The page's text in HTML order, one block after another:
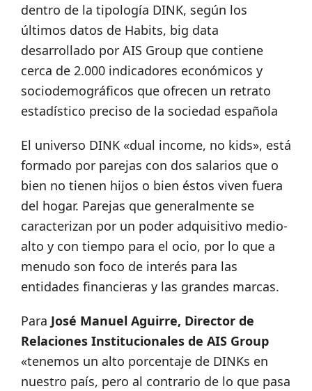
dentro de la tipología DINK, según los
últimos datos de Habits, big data
desarrollado por AIS Group que contiene
cerca de 2.000 indicadores económicos y
sociodemográficos que ofrecen un retrato
estadístico preciso de la sociedad española
El universo DINK «dual income, no kids», está
formado por parejas con dos salarios que o
bien no tienen hijos o bien éstos viven fuera
del hogar. Parejas que generalmente se
caracterizan por un poder adquisitivo medio-
alto y con tiempo para el ocio, por lo que a
menudo son foco de interés para las
entidades financieras y las grandes marcas.
Para José Manuel Aguirre, Director de
Relaciones Institucionales de AIS Group
«tenemos un alto porcentaje de DINKs en
nuestro país, pero al contrario de lo que pasa